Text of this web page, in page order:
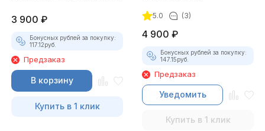
3 900 ₽
Бонусных рублей за покупку:
117.12руб.
Предзаказ
В корзину
Купить в 1 клик
5.0 (3)
4 900 ₽
Бонусных рублей за покупку:
147.15руб.
Предзаказ
Уведомить
Купить в 1 клик